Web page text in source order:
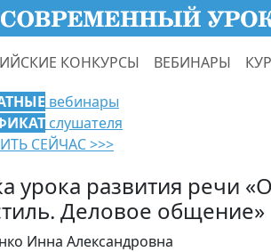
КОНКУРСЫ ВЕБИНАРЫ
вебинары
слушателя
СЕЙЧАС >>>
урока развития речи
Деловое общение»
Инна Александровна